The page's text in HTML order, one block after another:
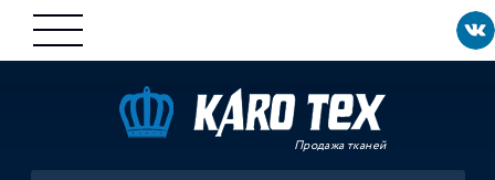
Продажа тканей